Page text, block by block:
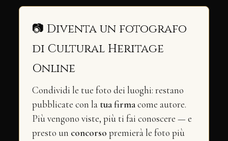
📷 Diventa un fotografo
di Cultural Heritage
Online
Condividi le tue foto dei luoghi: restano
pubblicate con la tua firmacome autore.
Più vengono viste, più ti fai conoscere — e
presto un concorso premierà le foto più